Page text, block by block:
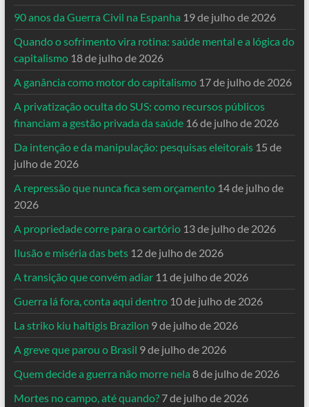
90 anos da Guerra Civil na Espanha 19 de julho de 2026
Quando o sofrimento vira rotina: saúde mental e a lógica do
capitalismo 18 de julho de 2026
A ganância como motor do capitalismo 17 de julho de 2026
A privatização oculta do SUS: como recursos públicos
financiam a gestão privada da saúde 16 de julho de 2026
Da intenção e da manipulação: pesquisas eleitorais 15 de
julho de 2026
A repressão que nunca fica sem orçamento 14 de julho de
2026
A propriedade corre para o cartório 13 de julho de 2026
Ilusão e miséria das bets 12 de julho de 2026
A transição que convém adiar 11 de julho de 2026
Guerra lá fora, conta aqui dentro 10 de julho de 2026
La striko kiu haltigis Brazilon 9 de julho de 2026
A greve que parou o Brasil 9 de julho de 2026
Quem decide a guerra não morre nela 8 de julho de 2026
Mortes no campo, até quando? 7 de julho de 2026